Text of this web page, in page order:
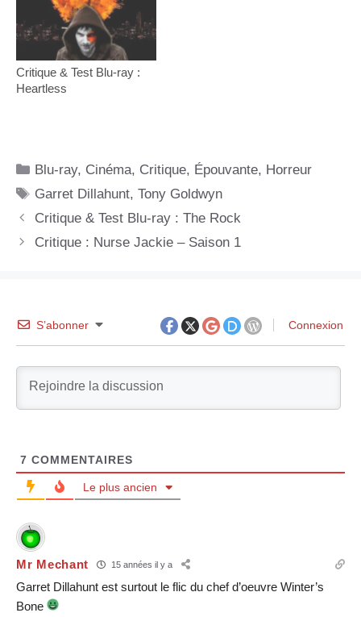
Critique & Test Blu-ray :
Heartless
Catégories
Blu-ray, Cinéma, Critique, Épouvante, Horreur
Étiquettes
Garret Dillahunt,Tony Goldwyn
Critique & Test Blu-ray : The Rock
Critique : Nurse Jackie – Saison 1
S’abonner Connexion
7 COMMENTAIRES
Le plus ancien
Mr Mechant 15 années il y a
Garret Dillahunt est surtout le flic du chef d’oeuvre Winter’s
Bone